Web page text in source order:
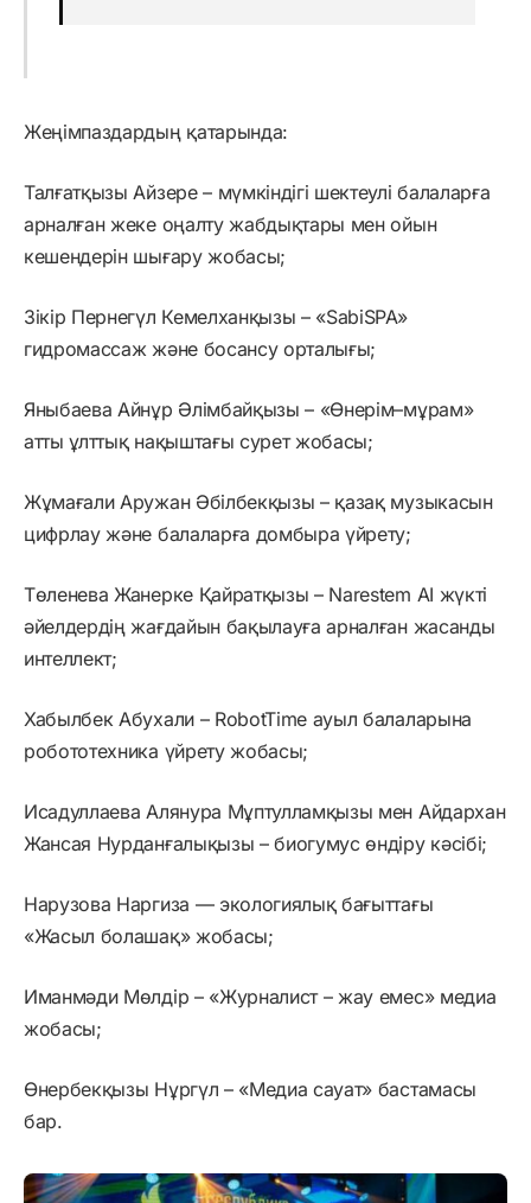
Жеңімпаздардың қатарында:
Талғатқызы Айзере – мүмкіндігі шектеулі балаларға
арналған жеке оңалту жабдықтары мен ойын
кешендерін шығару жобасы;
Зікір Пернегүл Кемелханқызы – «SabiSPA»
гидромассаж және босансу орталығы;
Яныбаева Айнұр Әлімбайқызы – «Өнерім–мұрам»
атты ұлттық нақыштағы сурет жобасы;
Жұмағали Аружан Әбілбекқызы – қазақ музыкасын
цифрлау және балаларға домбыра үйрету;
Төленева Жанерке Қайратқызы – Narestem AI жүкті
әйелдердің жағдайын бақылауға арналған жасанды
интеллект;
Хабылбек Абуxали – RobotTime ауыл балаларына
робототехника үйрету жобасы;
Исадуллаева Алянура Мұптулламқызы мен Айдархан
Жансая Нурданғалықызы – биогумус өндіру кәсібі;
Нарузова Наргиза — экологиялық бағыттағы
«Жасыл болашақ» жобасы;
Иманмәди Мөлдір – «Журналист – жау емес» медиа
жобасы;
Өнербекқызы Нұргүл – «Медиа сауат» бастамасы
бар.